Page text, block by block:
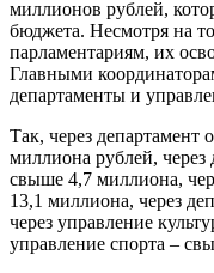
миллионов рублей,
бюджета. Несмотря на
парламентариям, их
Главными
департаменты и
Так, через департамент
миллиона рублей, через
свыше 4,7 миллиона,
13,1 миллиона, через
через управление
управление спорта –